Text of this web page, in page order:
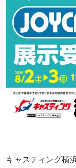
キャスティング横